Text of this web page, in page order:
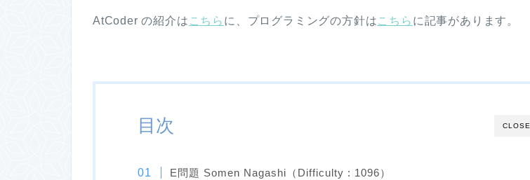
AtCoder の紹介は こちら に、プログラミングの方針はこちら に記事があります。
CLOSE
目次
E問題 Somen Nagashi（Difficulty : 1096）